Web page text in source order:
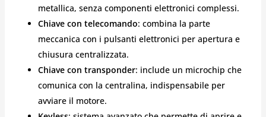
metallica, senza componenti elettronici complessi.
Chiave con telecomando: combina la parte
meccanica con i pulsanti elettronici per apertura e
chiusura centralizzata.
Chiave con transponder: include un microchip che
comunica con la centralina, indispensabile per
avviare il motore.